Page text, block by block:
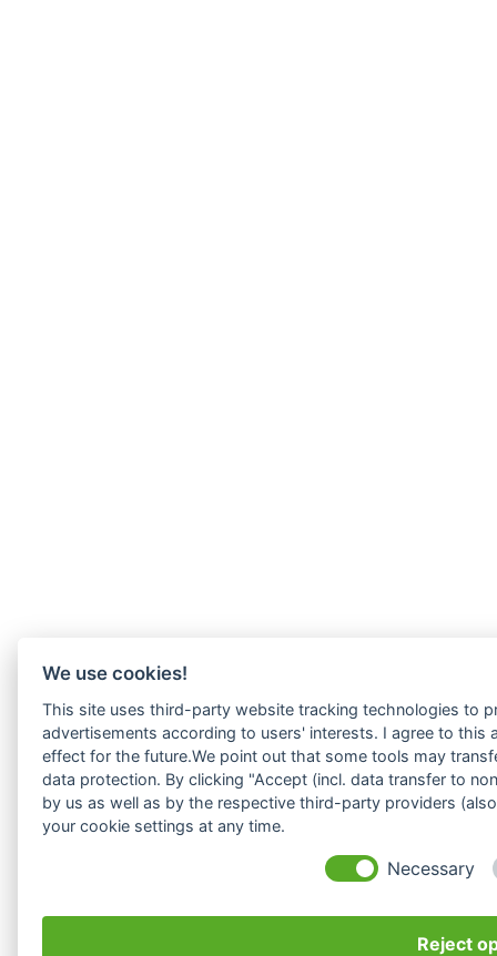
We use cookies!
This site uses third-party website tracking technologies to
advertisements according to users' interests. I agree to
effect for the future.We point out that some tools may
data protection. By clicking "Accept (incl. data transfer to
by us as well as by the respective third-party providers
your cookie settings at any time.
Necessary
Reject